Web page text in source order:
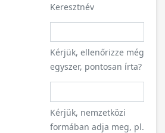
Keresztnév
Kérjük, ellenőrizze még
egyszer, pontosan írta?
Kérjük, nemzetközi
formában adja meg, pl.